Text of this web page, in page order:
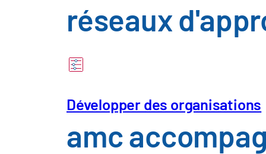
réseaux
Développer des organisations
amc